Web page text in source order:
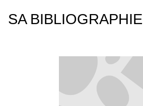
SA BIBLIOGRAPHIE